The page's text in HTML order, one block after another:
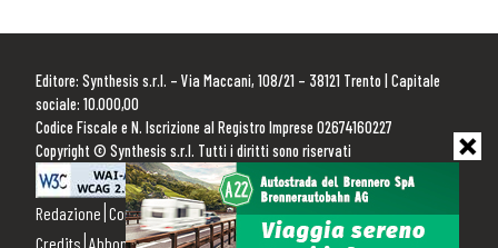
Editore: Synthesis s.r.l. – Via Maccani, 108/21 – 38121 Trento | Capitale
sociale: 10.000,00
Codice Fiscale e N. Iscrizione al Registro Imprese 02674160227
Copyright © Synthesis s.r.l. Tutti i diritti sono riservati
Redazione Contattaci Pubblicità Privacy Policy Cookie Policy
Credits Abbonamenti